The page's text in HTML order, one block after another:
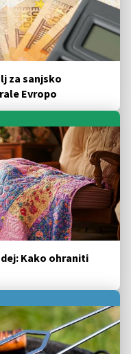
za sanjsko
Evropo
Kako ohraniti